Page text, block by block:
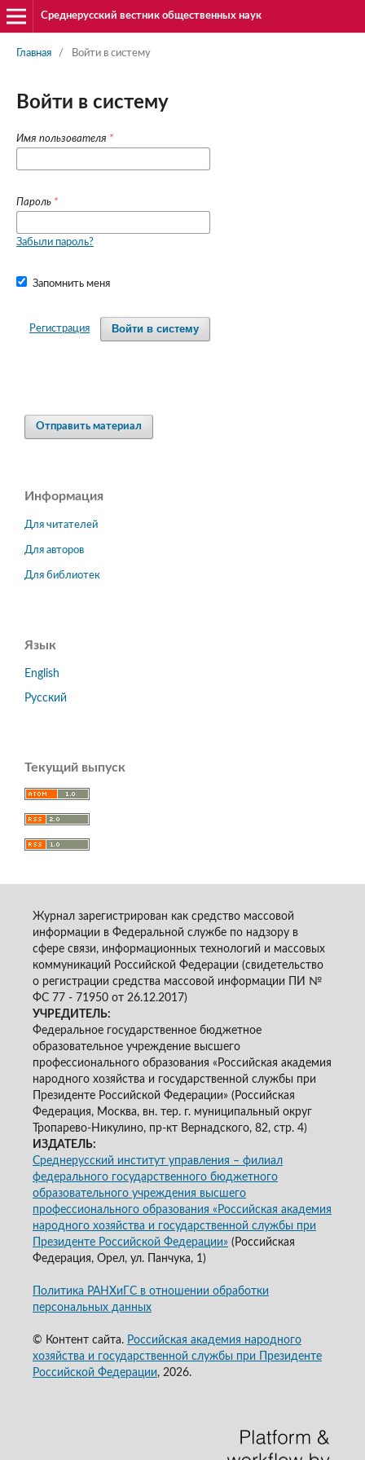
Среднерусский вестник общественных наук
Главная / Войти в систему
Войти в систему
Имя пользователя *
Пароль *
Забыли пароль?
Запомнить меня
Войти в систему
Регистрация
Отправить материал
Информация
Для читателей
Для авторов
Для библиотек
Язык
English
Русский
Текущий выпуск
Журнал зарегистрирован как средство массовой
информации в Федеральной службе по надзору в
сфере связи, информационных технологий и массовых
коммуникаций Российской Федерации (свидетельство
о регистрации средства массовой информации ПИ №
ФС 77 - 71950 от 26.12.2017)
УЧРЕДИТЕЛЬ:
Федеральное государственное бюджетное
образовательное учреждение высшего
профессионального образования «Российская академия
народного хозяйства и государственной службы при
Президенте Российской Федерации» (Российская
Федерация, Москва, вн. тер. г. муниципальный округ
Тропарево-Никулино, пр-кт Вернадского, 82, стр. 4)
ИЗДАТЕЛЬ:
Среднерусский институт управления – филиал
федерального государственного бюджетного
образовательного учреждения высшего
профессионального образования «Российская академия
народного хозяйства и государственной службы при
Президенте Российской Федерации»(Российская
Федерация, Орел, ул. Панчука, 1)
Политика РАНХиГС в отношении обработки
персональных данных
© Контент сайта. Российская академия народного
хозяйства и государственной службы при Президенте
Российской Федерации, 2026.